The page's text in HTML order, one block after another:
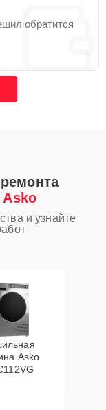
обратится
и узнайте
Asko